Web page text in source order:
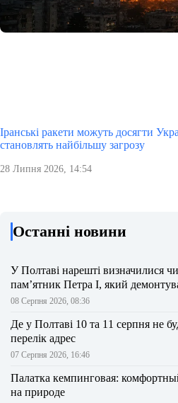
Іранські ракети можуть досягти
становлять найбільшу загрозу
28 Липня 2026, 14:54
Останні новини
У Полтаві нарешті визначилися
пам’ятник Петра І, який
08 Серпня 2026, 08:36
Де у Полтаві 10 та 11 серпня не
перелік адрес
07 Серпня 2026, 16:46
Палатка кемпинговая:
на природе